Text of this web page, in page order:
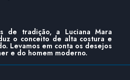
de tradição, a Luciana Mara
o conceito de alta costura e
Levamos em conta os desejos
e do homem moderno.